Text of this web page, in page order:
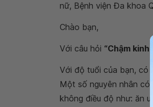
nữ, Bệnh viện Đa khoa
Chào bạn,
Với câu hỏi “Chậm kinh
Với độ tuổi của bạn, có
Một số nguyên nhân có
không điều độ như: ăn